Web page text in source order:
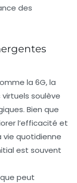
des
la 6G, la
soulève
Bien que
l’efficacité et
vie quotidienne
est souvent
peut